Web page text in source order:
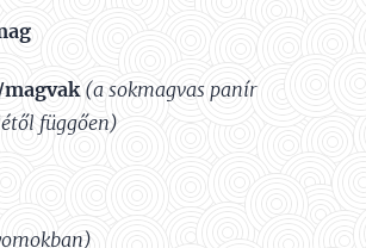
(a sokmagvas panír
függően)